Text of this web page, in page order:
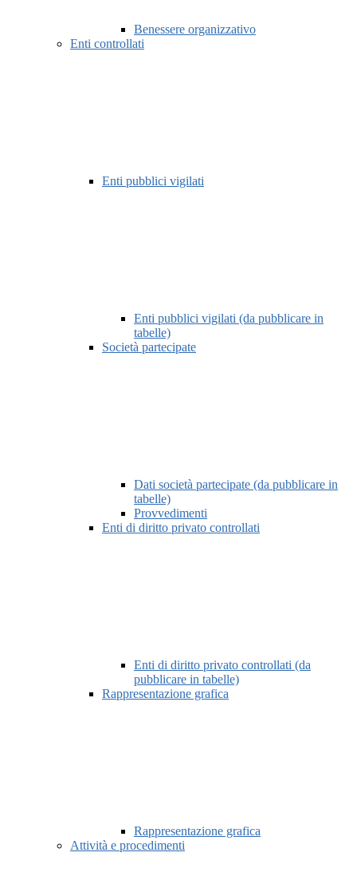
Benessere organizzativo
Enti controllati
Enti pubblici vigilati
Enti pubblici vigilati (da pubblicare in
tabelle)
Società partecipate
Dati società partecipate (da pubblicare in
tabelle)
Provvedimenti
Enti di diritto privato controllati
Enti di diritto privato controllati (da
pubblicare in tabelle)
Rappresentazione grafica
Rappresentazione grafica
Attività e procedimenti